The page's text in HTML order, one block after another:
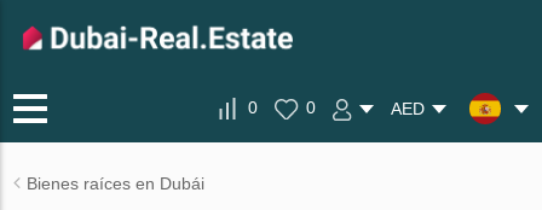
0 0 AED
Bienes raíces en Dubái